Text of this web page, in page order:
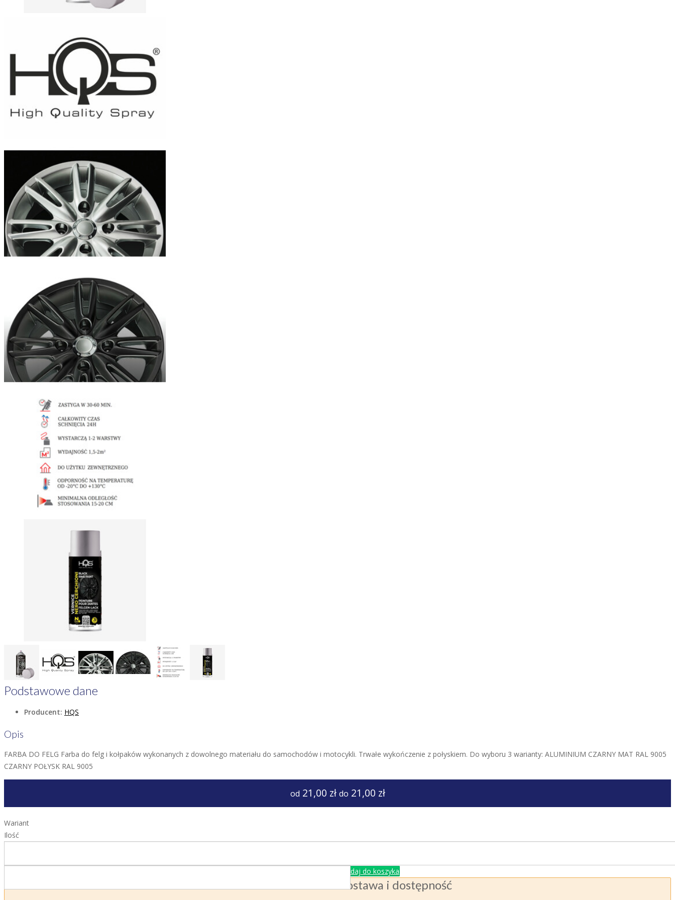
Podstawowe dane
Producent: HQS
Opis
FARBA DO FELG Farba do felg i kołpaków wykonanych z dowolnego materiału do samochodów i motocykli. Trwałe wykończenie z połyskiem. Do wyboru 3 warianty: ALUMINIUM CZARNY MAT RAL 9005
CZARNY POŁYSK RAL 9005
od 21,00 zł do 21,00 zł
Wariant
Ilość
Dodaj do koszyka
Dostawa i dostępność